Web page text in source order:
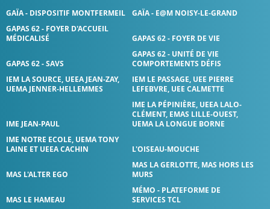
GAÏA - DISPOSITIF MONTFERMEIL
GAÏA - E@M NOISY-LE-GRAND
GAPAS 62 - FOYER D'ACCUEIL
MÉDICALISÉ
GAPAS 62 - FOYER DE VIE
GAPAS 62 - SAVS
GAPAS 62 - UNITÉ DE VIE
COMPORTEMENTS DÉFIS
IEM LA SOURCE, UEEA JEAN-ZAY,
UEMA JENNER-HELLEMMES
IEM LE PASSAGE, UEE PIERRE
LEFEBVRE, UEE CALMETTE
IME JEAN-PAUL
IME LA PÉPINIÈRE, UEEA LALO-
CLÉMENT, EMAS LILLE-OUEST,
UEMA LA LONGUE BORNE
IME NOTRE ECOLE, UEMA TONY
LAINE ET UEEA CACHIN
L'OISEAU-MOUCHE
MAS L'ALTER EGO
MAS LA GERLOTTE, MAS HORS LES
MURS
MAS LE HAMEAU
MÉMO - PLATEFORME DE
SERVICES TCL